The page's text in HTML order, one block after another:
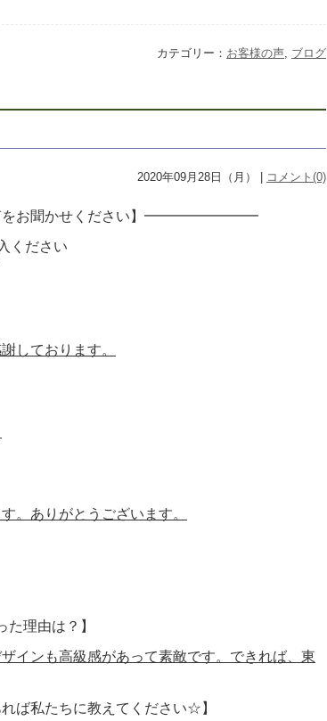
カテゴリー： お客様の声, ブログ
2020年09月28日（月） | コメント(0)
をお聞かせください】━━━━━━━━
ください
しております。
。ありがとうございます。
た理由は？】
インも高級感があって素敵です。できれば、東
ば私たちに教えてください☆】